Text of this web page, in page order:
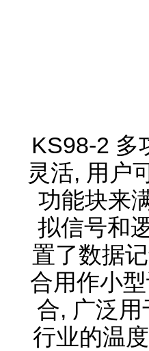
KS98-2 多
灵活, 用户
功能块来
拟信号和
置了数据
合用作小
合, 广泛
行业的温